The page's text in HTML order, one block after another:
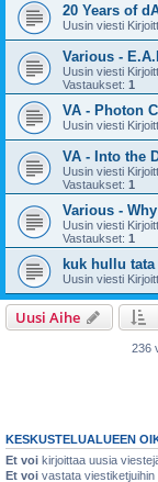
20 Years of
Uusin viesti
Various -
Uusin viesti
Vastaukset: 1
VA - Photon
Uusin viesti
VA - Into the
Uusin viesti
Vastaukset: 1
Various -
Uusin viesti
Vastaukset: 1
kuk hullu
Uusin viesti
Uusi Aihe
236
KESKUSTELUALUEEN
Et voi kirjoittaa uusia
Et voi vastata viestiketjuihin